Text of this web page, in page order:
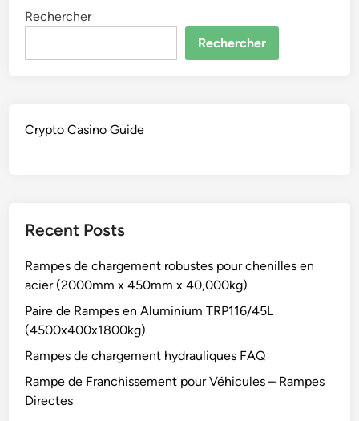
Rechercher
Rechercher
Crypto Casino Guide
Recent Posts
Rampes de chargement robustes pour chenilles en
acier (2000mm x 450mm x 40,000kg)
Paire de Rampes en Aluminium TRP116/45L
(4500x400x1800kg)
Rampes de chargement hydrauliques FAQ
Rampe de Franchissement pour Véhicules – Rampes
Directes